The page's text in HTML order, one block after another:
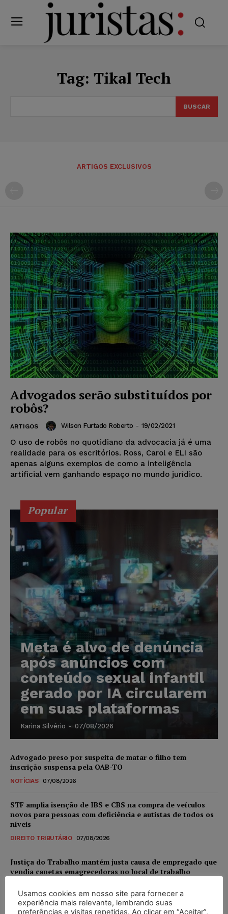
Tag: Tikal Tech
BUSCAR
ARTIGOS EXCLUSIVOS
Advogados serão substituídos por
robôs?
ARTIGOS Wilson Furtado Roberto - 19/02/2021
O uso de robôs no quotidiano da advocacia já é uma
realidade para os escritórios. Ross, Carol e ELI são
apenas alguns exemplos de como a inteligência
artificial vem ganhando espaço no mundo jurídico.
Popular
Meta é alvo de denúncia
após anúncios com
conteúdo sexual infantil
gerado por IA circularem
em suas plataformas
Karina Silvério - 07/08/2026
Advogado preso por suspeita de matar o filho tem
inscrição suspensa pela OAB-TO
NOTÍCIAS 07/08/2026
STF amplia isenção de IBS e CBS na compra de veículos
novos para pessoas com deficiência e autistas de todos os
níveis
DIREITO TRIBUTÁRIO 07/08/2026
Justiça do Trabalho mantém justa causa de empregado que
vendia canetas emagrecedoras no local de trabalho
Justiça de SP decreta prisão de suspeito investigado na
Usamos cookies em nosso site para fornecer a
experiência mais relevante, lembrando suas
preferências e visitas repetidas. Ao clicar em “Aceitar”,